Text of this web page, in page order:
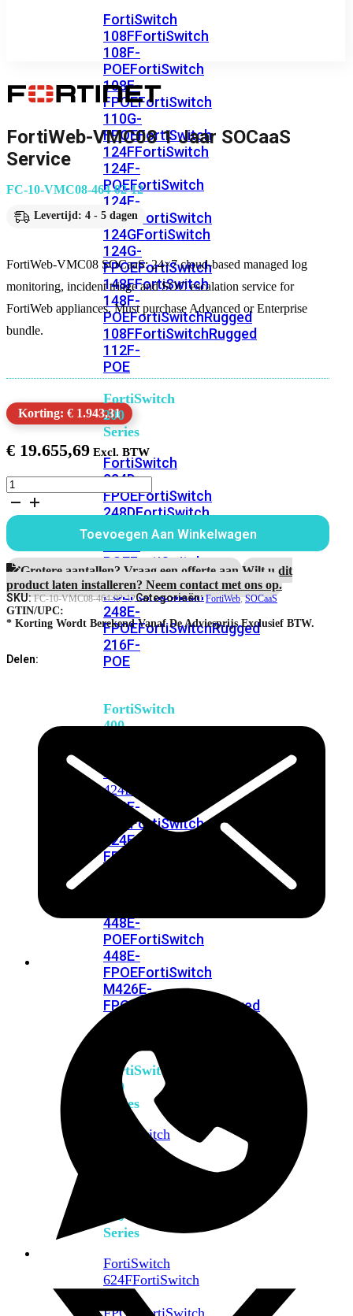
FortiSwitch
108FFortiSwitch
108F-
POEFortiSwitch
108F-
FPOEFortiSwitch
110G-
FPOEFortiSwitch
124FFortiSwitch
124F-
POEFortiSwitch
124F-
FPOE FortiSwitch
124GFortiSwitch
124G-
FPOEFortiSwitch
148FFortiSwitch
148F-
POEFortiSwitchRugged
108FFortiSwitchRugged
112F-
POE
FortiSwitch
200
Series
FortiSwitch
224D-
FPOEFortiSwitch
248DFortiSwitch
224EFortiswitch
224E-
POEFortiSwitch
248E-
POEFortiSwitch
248E-
FPOEFortiSwitchRugged
216F-
POE
FortiSwitch
400
FortiSwitch
424E
424E-
FortiSwitch
424E-
FPOE
448E-
POEFortiSwitch
448E-
FPOEFortiSwitch
M426E-
FPOE
FortiSwitchRugged
424F-
FortiSwitch
500
Series
FortiSwitch
600
Series
FortiSwitch
624FFortiSwitch
624F-
FPOE
FortiSwitch
FortiWeb-VMC08 1 Jaar SOCaaS
Service
FC-10-VMC08-464-02-12
Levertijd: 4 - 5 dagen
FortiWeb-VMC08 SOCaaS: 24×7 cloud-based managed log
monitoring, incident triage and SOC escalation service for
FortiWeb appliances. Must purchase Advanced or Enterprise
bundle.
Korting: € 1.943,31
€ 19.655,69
FortiWeb-
VMC08
Jaar
SOCaaS
Service
aantal
Toevoegen Aan Winkelwagen
Grotere aantallen? Vraag een offerte aan.Wilt u dit
product laten installeren? Neem contact met ons op.
SKU:FC-10-VMC08-464-02-12Categorieën:FortiWeb,SOCaaS
GTIN/UPC:
* Korting Wordt Berekend Vanaf De Adviesprijs Exclusief BTW.
Delen: